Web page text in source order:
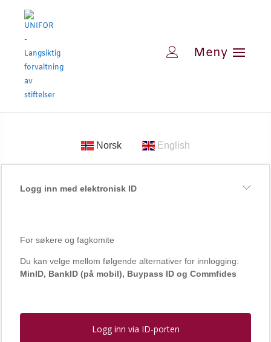
Norsk English
Logg inn med elektronisk ID
For søkere og fagkomite
Du kan velge mellom følgende alternativer for innlogging:
MinID, BankID (på mobil), Buypass ID og Commfides
Logg inn via ID-porten